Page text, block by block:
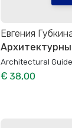
Евгения
Architectural
€ 38,00